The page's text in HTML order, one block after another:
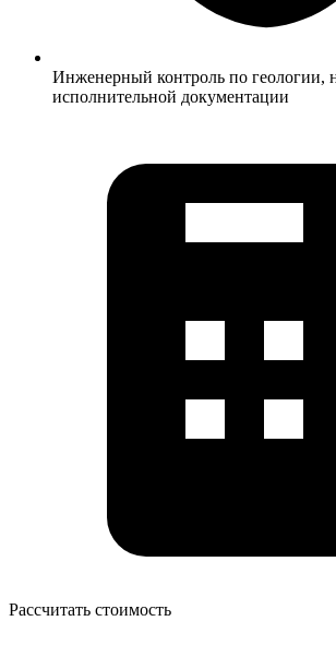
Инженерный контроль по геологии,
исполнительной документации
Рассчитать стоимость